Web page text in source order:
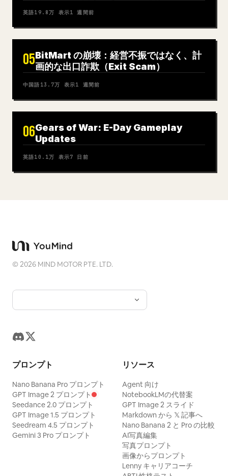
英語19.8万 表示1 週間前
05BitMart の崩壊：経営不振ではなく、計
画的な出口詐欺（Exit Scam）
中国語 13.7万 表示1 週間前
06Gears of War: E-Day Gameplay
Updates
英語10.1万 表示7 日前
©2026 MIND MOTOR PTE. LTD.
プロンプト
Nano Banana Pro プロンプト
GPT Image 2 プロンプト
Seedance 2.0 プロンプト
GPT Image 1.5 プロンプト
Seedream 4.5 プロンプト
Gemini 3 Pro プロンプト
リソース
Agent 向け
NotebookLMの代替案
GPT Image 2 スライド
Markdown から 𝕏 記事へ
Nano Banana 2 と Pro の比較
AI写真編集
写真プロンプト
画像からプロンプト
Lenny キャリアコーチ